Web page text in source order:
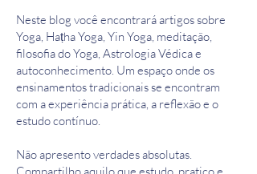
Neste blog você encontrará artigos sobre
Yoga, Haṭha Yoga, Yin Yoga, meditação,
filosofia do Yoga, Astrologia Védica e
autoconhecimento. Um espaço onde os
ensinamentos tradicionais se encontram
com a experiência prática, a reflexão e o
estudo contínuo.
Não apresento verdades absolutas.